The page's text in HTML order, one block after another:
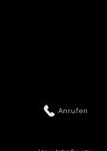
Anrufen